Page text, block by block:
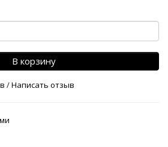
В корзину
/Написать отзыв